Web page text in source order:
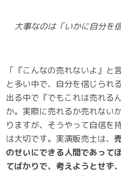
大事なのは「いかに自分を
「『こんなの売れないよ』と
と多い中で、自分を信じられ
出る中で『でもこれは売れる
か。実際に売れるか売れない
りますが、そうやって自信を
は大切です。実演販売士は、
のせいにできる人間であって
てばかりで、考えようとせず